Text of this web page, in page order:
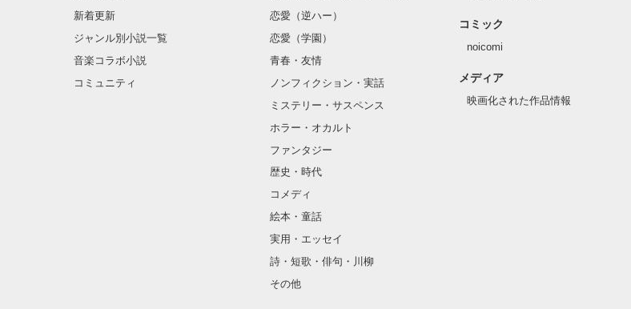
新着更新
ジャンル別小説一覧
音楽コラボ小説
コミュニティ
恋愛（逆ハー）
恋愛（学園）
青春・友情
ノンフィクション・実話
ミステリー・サスペンス
ホラー・オカルト
ファンタジー
歴史・時代
コメディ
絵本・童話
実用・エッセイ
詩・短歌・俳句・川柳
その他
コミック
noicomi
メディア
映画化された作品情報